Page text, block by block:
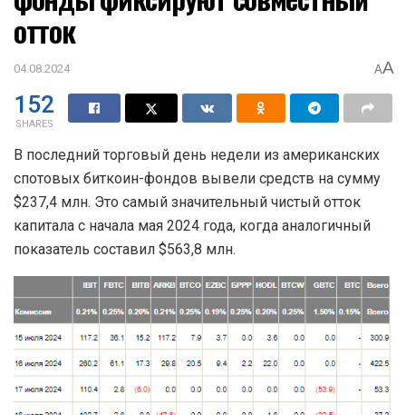
отток
04.08.2024 AA
152
SHARES
В последний торговый день недели из американских
спотовых биткоин-фондов вывели средств на сумму
$237,4 млн. Это самый значительный чистый отток
капитала с начала мая 2024 года, когда аналогичный
показатель составил $563,8 млн.